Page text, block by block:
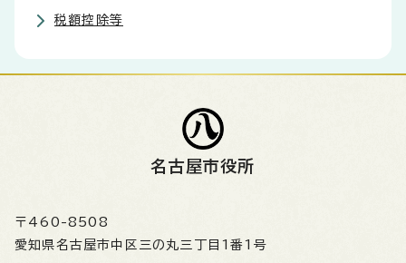
税額控除等
名古屋市役所
〒460-8508
愛知県名古屋市中区三の丸三丁目1番1号